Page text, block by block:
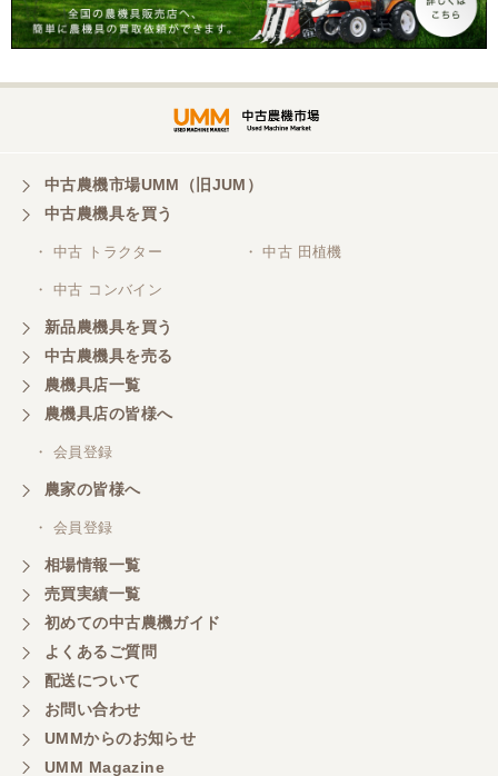
こちらの、対応、も、よくして、くれました。
対応も、よくしてくれました、有難うございまし
三重県／山本
対応ありがとうございました。
三重県／山本
共立シュレッターを受け取りました。 状態は問題な
く、エンジンも調子がよさそうです。 ありがとうご
ざいました。
三重県／
嫌な顔をせずに一生懸命頑張ってくれる中山さんに
感謝しています。ここで3台買いましたが、これから
もよろしくお願いしたいです。
三重県／
初めてコンバインを買いに行ったのですが、とても
明るい方に担当していただき細かく説明して下さっ
てとても嬉しかったです。
中古農機市場UMM（旧JUM）
中古農機具を買う
・ 中古 トラクター ・ 中古 田植機
・ 中古 コンバイン
新品農機具を買う
中古農機具を売る
農機具店一覧
農機具店の皆様へ
・ 会員登録
農家の皆様へ
・ 会員登録
相場情報一覧
売買実績一覧
初めての中古農機ガイド
よくあるご質問
配送について
お問い合わせ
UMMからのお知らせ
UMM Magazine